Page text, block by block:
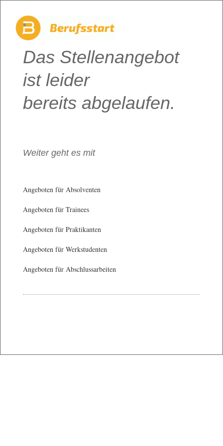
Das Stellenangebot
ist leider
bereits abgelaufen.
Weiter geht es mit
Angeboten für Absolventen
Angeboten für Trainees
Angeboten für Praktikanten
Angeboten für Werkstudenten
Angeboten für Abschlussarbeiten